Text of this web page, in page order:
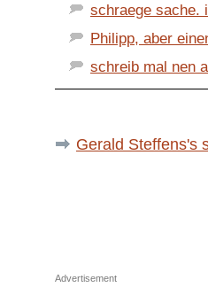
schraege sache.
Philipp, aber
schreib mal nen
Gerald Steffens's
Advertisement